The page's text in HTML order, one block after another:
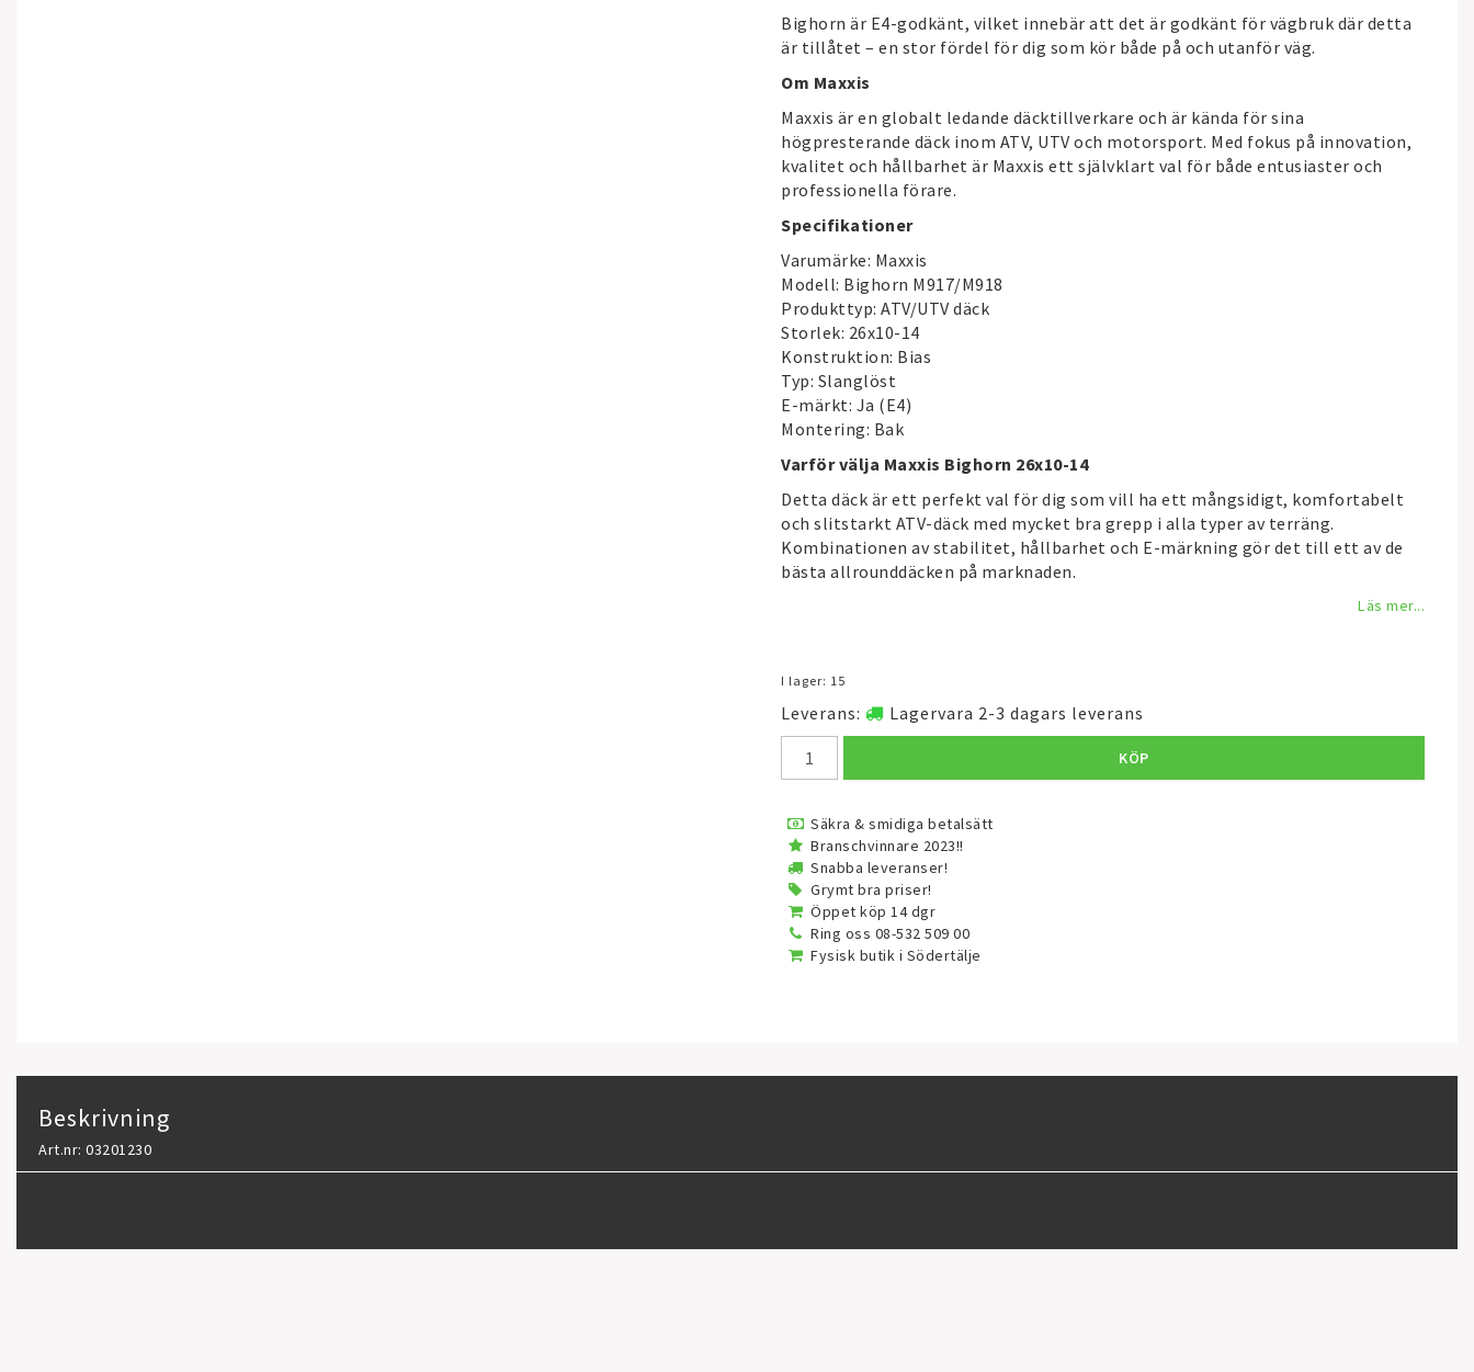
Bighorn är E4-godkänt, vilket innebär att det är godkänt för vägbruk där detta
är tillåtet – en stor fördel för dig som kör både på och utanför väg.
Om Maxxis
Maxxis är en globalt ledande däcktillverkare och är kända för sina
högpresterande däck inom ATV, UTV och motorsport. Med fokus på innovation,
kvalitet och hållbarhet är Maxxis ett självklart val för både entusiaster och
professionella förare.
Specifikationer
Varumärke: Maxxis
Modell: Bighorn M917/M918
Produkttyp: ATV/UTV däck
Storlek: 26x10-14
Konstruktion: Bias
Typ: Slanglöst
E-märkt: Ja (E4)
Montering: Bak
Varför välja Maxxis Bighorn 26x10-14
Detta däck är ett perfekt val för dig som vill ha ett mångsidigt, komfortabelt
och slitstarkt ATV-däck med mycket bra grepp i alla typer av terräng.
Kombinationen av stabilitet, hållbarhet och E-märkning gör det till ett av de
bästa allrounddäcken på marknaden.
Läs mer...
I lager: 15
Leverans: Lagervara 2-3 dagars leverans
KÖP
Säkra & smidiga betalsätt
Branschvinnare 2023!!
Snabba leveranser!
Grymt bra priser!
Öppet köp 14 dgr
Ring oss 08-532 509 00
Fysisk butik i Södertälje
Beskrivning
Art.nr: 03201230